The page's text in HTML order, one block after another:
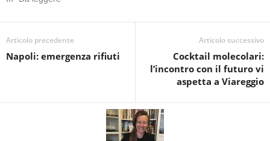
Articolo precedente
Napoli: emergenza rifiuti
Articolo successivo
Cocktail molecolari:
l’incontro con il futuro vi
aspetta a Viareggio